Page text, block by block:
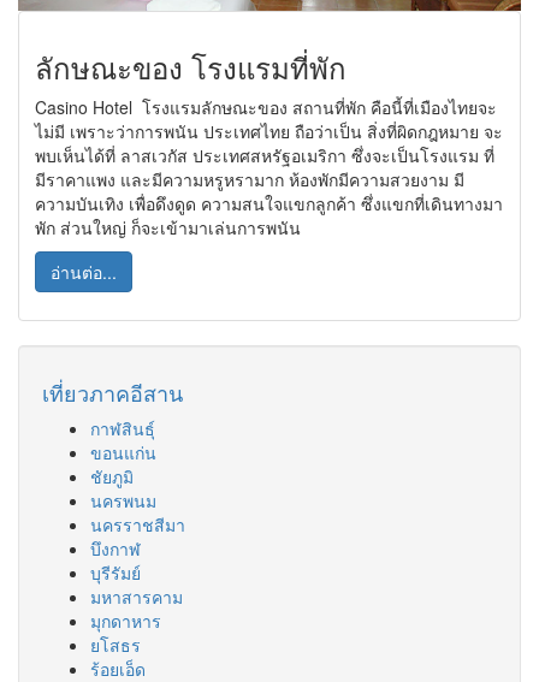
ลักษณะของ โรงแรมที่พัก
Casino Hotel โรงแรมลักษณะของ สถานที่พัก คือนี้ที่เมืองไทยจะ
ไม่มี เพราะว่าการพนัน ประเทศไทย ถือว่าเป็น สิ่งที่ผิดกฎหมาย จะ
พบเห็นได้ที่ ลาสเวกัส ประเทศสหรัฐอเมริกา ซึ่งจะเป็นโรงแรม ที่
มีราคาแพง และมีความหรูหรามาก ห้องพักมีความสวยงาม มี
ความบันเทิง เพื่อดึงดูด ความสนใจแขกลูกค้า ซึ่งแขกที่เดินทางมา
พัก ส่วนใหญ่ ก็จะเข้ามาเล่นการพนัน
อ่านต่อ...
เที่ยวภาคอีสาน
กาฬสินธุ์
ขอนแก่น
ชัยภูมิ
นครพนม
นครราชสีมา
บึงกาฬ
บุรีรัมย์
มหาสารคาม
มุกดาหาร
ยโสธร
ร้อยเอ็ด